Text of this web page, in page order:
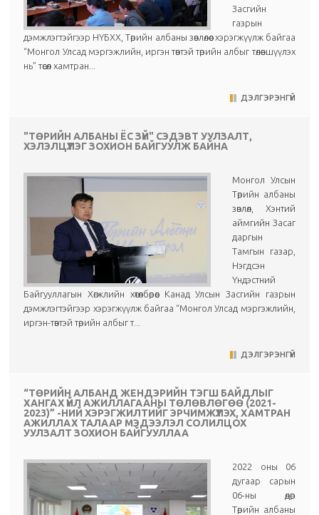
Засгийн
газрын
дэмжлэгтэйгээр НҮБХХ, Төрийн албаны зөвлөлөөс хэрэгжүүлж байгаа
“Монгол Улсад мэргэжлийн, иргэн төвтэй төрийн албыг төлөвшүүлэх
нь” төсөл хамтран...
ДЭЛГЭРЭНГҮЙ
"ТӨРИЙН АЛБАНЫ ЁС ЗҮЙ" СЭДЭВТ УУЛЗАЛТ,
ХЭЛЭЛЦҮҮЛЭГ ЗОХИОН БАЙГУУЛЖ БАЙНА
Монгол Улсын
Төрийн албаны
зөвлөл, Хэнтий
аймгийн Засаг
даргын
Тамгын газар,
Нэгдсэн
Үндэстний
Байгууллагын Хөгжлийн хөтөлбөрөөс Канад Улсын Засгийн газрын
дэмжлэгтэйгээр хэрэгжүүлж байгаа “Монгол Улсад мэргэжлийн,
иргэн-төвтэй төрийн албыг т...
ДЭЛГЭРЭНГҮЙ
“ТӨРИЙН АЛБАНД ЖЕНДЭРИЙН ТЭГШ БАЙДЛЫГ
ХАНГАХ ҮЙЛ АЖИЛЛАГААНЫ ТӨЛӨВЛӨГӨӨ (2021-
2023)” -НИЙ ХЭРЭГЖИЛТИЙГ ЭРЧИМЖҮҮЛЭХ, ХАМТРАН
АЖИЛЛАХ ТАЛААР МЭДЭЭЛЭЛ СОЛИЛЦОХ
УУЛЗАЛТ ЗОХИОН БАЙГУУЛЛАА
2022 оны 06
дугаар сарын
06-ны өдөр
Төрийн албаны